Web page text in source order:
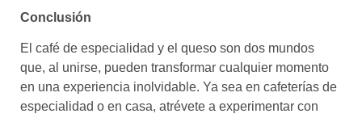
Conclusión
El café de especialidad y el queso son dos mundos
que, al unirse, pueden transformar cualquier momento
en una experiencia inolvidable. Ya sea en cafeterías de
especialidad o en casa, atrévete a experimentar con